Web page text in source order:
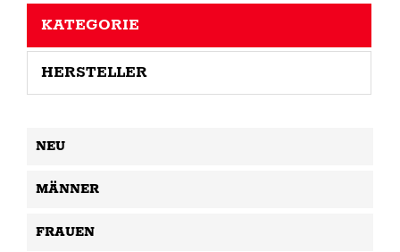
KATEGORIE
HERSTELLER
NEU
MÄNNER
FRAUEN